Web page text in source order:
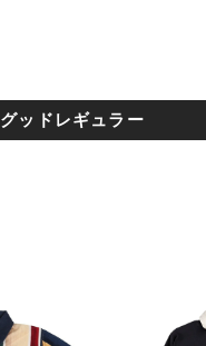
グッドレギュラー